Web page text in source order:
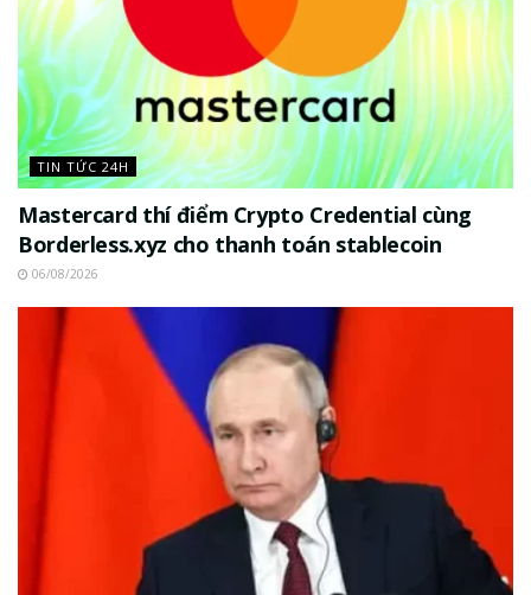
TIN TỨC 24H
Mastercard thí điểm Crypto Credential cùng
Borderless.xyz cho thanh toán stablecoin
06/08/2026